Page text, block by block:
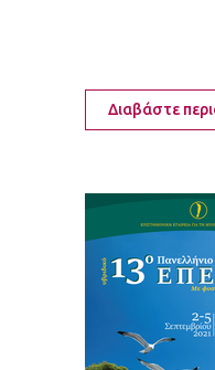
Διαβάστε